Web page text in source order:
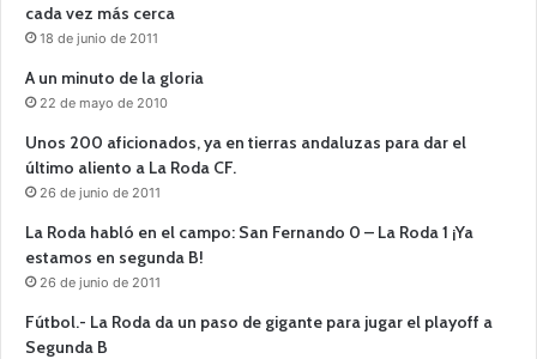
cada vez más cerca
18 de junio de 2011
A un minuto de la gloria
22 de mayo de 2010
Unos 200 aficionados, ya en tierras andaluzas para dar el
último aliento a La Roda CF.
26 de junio de 2011
La Roda habló en el campo: San Fernando 0 – La Roda 1 ¡Ya
estamos en segunda B!
26 de junio de 2011
Fútbol.- La Roda da un paso de gigante para jugar el playoff a
Segunda B